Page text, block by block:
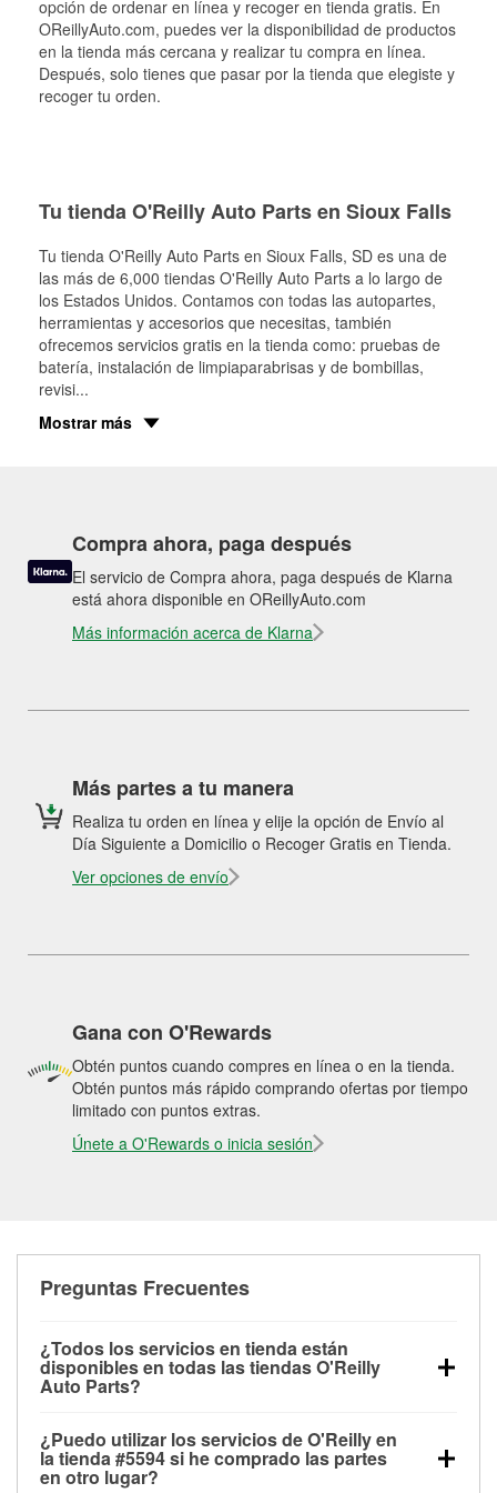
opción de ordenar en línea y recoger en tienda gratis. En
OReillyAuto.com, puedes ver la disponibilidad de productos
en la tienda más cercana y realizar tu compra en línea.
Después, solo tienes que pasar por la tienda que elegiste y
recoger tu orden.
Tu tienda O'Reilly Auto Parts en Sioux Falls
Tu tienda O'Reilly Auto Parts en Sioux Falls, SD es una de
las más de 6,000 tiendas O'Reilly Auto Parts a lo largo de
los Estados Unidos. Contamos con todas las autopartes,
herramientas y accesorios que necesitas, también
ofrecemos servicios gratis en la tienda como: pruebas de
batería, instalación de limpiaparabrisas y de bombillas,
revisi...
Mostrar más
Compra ahora, paga después
El servicio de Compra ahora, paga después de Klarna
está ahora disponible en OReillyAuto.com
Más información acerca de Klarna
Más partes a tu manera
Realiza tu orden en línea y elije la opción de Envío al
Día Siguiente a Domicilio o Recoger Gratis en Tienda.
Ver opciones de envío
Gana con O'Rewards
Obtén puntos cuando compres en línea o en la tienda.
Obtén puntos más rápido comprando ofertas por tiempo
limitado con puntos extras.
Únete a O'Rewards o inicia sesión
Preguntas Frecuentes
¿Todos los servicios en tienda están
disponibles en todas las tiendas O'Reilly
Auto Parts?
las pruebas de batería, pruebas de alternador y
motor de arranque, revisión de la luz “Check Engine”
¿Puedo utilizar los servicios de O'Reilly en
la tienda #5594 si he comprado las partes
en otro lugar?